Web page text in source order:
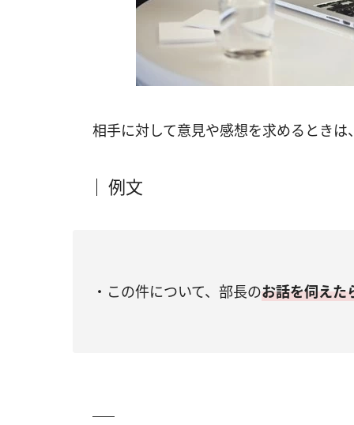
相手に対して意見や感想を求めるとき
例文
・この件について、部長のお話を伺えた